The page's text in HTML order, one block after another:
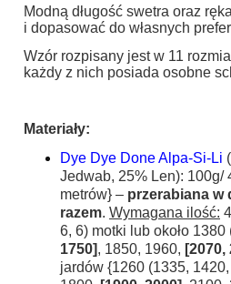
Modną długość swetra oraz
i dopasować do własnych
Wzór rozpisany jest w 11
każdy z nich posiada osobne
Materiały:
Dye Dye Done Alpa-Si-Li
Jedwab, 25% Len): 100g/
metrów} – przerabiana w
razem. Wymagana ilość:
6, 6) motki lub około 1380
1750], 1850, 1960, [2070,
jardów {1260 (1335, 1420,